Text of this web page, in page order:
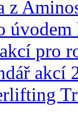
z
úvodem
pro
akcí